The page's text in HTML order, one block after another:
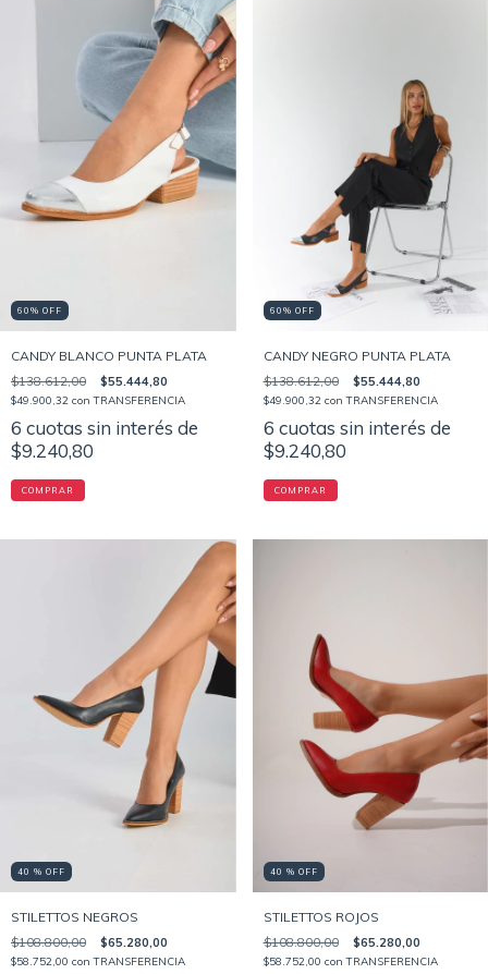
60% OFF
CANDY BLANCO PUNTA PLATA
$138.612,00 $55.444,80
$49.900,32 con TRANSFERENCIA
6 cuotas sin interés de
$9.240,80
COMPRAR
60% OFF
CANDY NEGRO PUNTA PLATA
$138.612,00 $55.444,80
$49.900,32 con TRANSFERENCIA
6 cuotas sin interés de
$9.240,80
COMPRAR
40 % OFF
STILETTOS NEGROS
$108.800,00 $65.280,00
$58.752,00 con TRANSFERENCIA
40 % OFF
STILETTOS ROJOS
$108.800,00 $65.280,00
$58.752,00 con TRANSFERENCIA